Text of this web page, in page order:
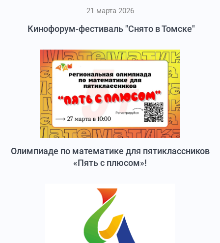
21 марта 2026
Кинофорум-фестиваль "Снято в Томске"
Олимпиаде по математике для пятиклассников
«Пять с плюсом»!